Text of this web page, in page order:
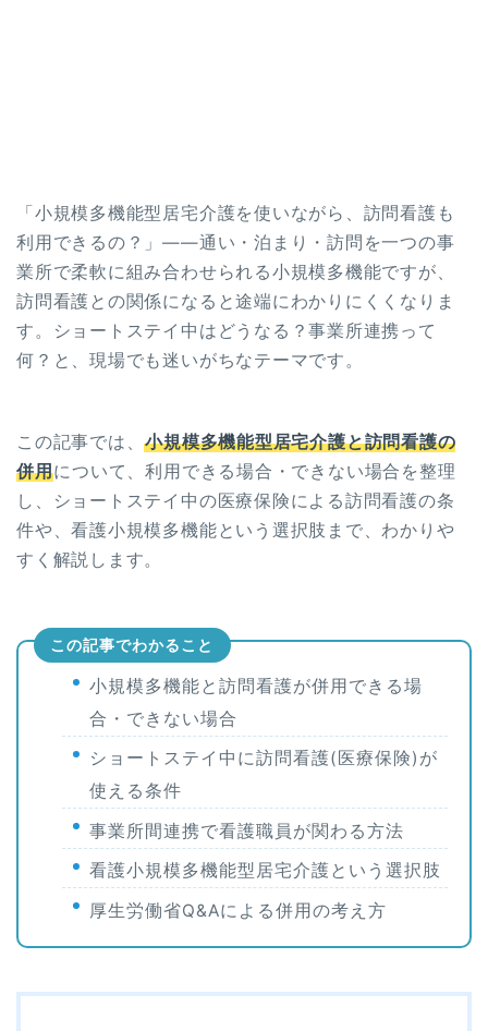
「小規模多機能型居宅介護を使いながら、訪問看護も
利用できるの？」——通い・泊まり・訪問を一つの事
業所で柔軟に組み合わせられる小規模多機能ですが、
訪問看護との関係になると途端にわかりにくくなりま
す。ショートステイ中はどうなる？事業所連携って
何？と、現場でも迷いがちなテーマです。
この記事では、小規模多機能型居宅介護と訪問看護の
併用について、利用できる場合・できない場合を整理
し、ショートステイ中の医療保険による訪問看護の条
件や、看護小規模多機能という選択肢まで、わかりや
すく解説します。
この記事でわかること
小規模多機能と訪問看護が併用できる場
合・できない場合
ショートステイ中に訪問看護(医療保険)が
使える条件
事業所間連携で看護職員が関わる方法
看護小規模多機能型居宅介護という選択肢
厚生労働省Q&Aによる併用の考え方